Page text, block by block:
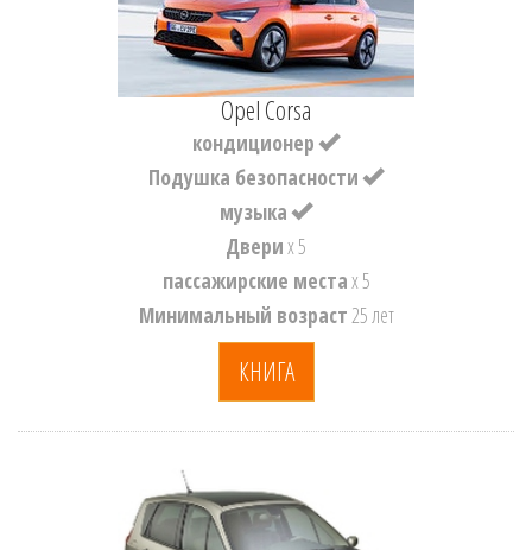
Opel Corsa
кондиционер
Подушка безопасности
музыка
Двериx 5
пассажирские местаx 5
Минимальный возраст25 лет
КНИГА